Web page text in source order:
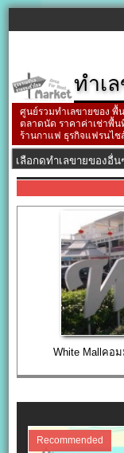
ทำเ
ศูนย์รวมทำเลขายของ พื้
ตลาดนัด ราคาค่าเช่าพื้น
ร้านกาแฟ ธุรกิจแฟรนไช
White Mallคอ
Recommended